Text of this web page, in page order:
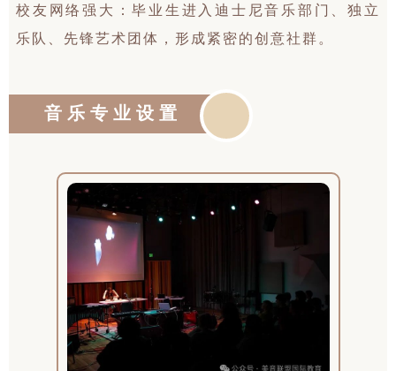
校友网络强大：毕业生进入迪士尼音乐部门、独立
乐队、先锋艺术团体，形成紧密的创意社群。
音乐专业设置